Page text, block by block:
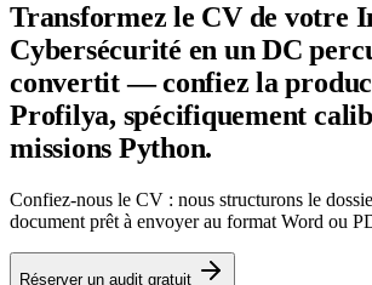
Transformez le CV de votre
Cybersécurité en un DC
convertit — confiez la
Profilya, spécifiquement
missions Python.
Confiez-nous le CV : nous structurons le
document prêt à envoyer au format Word ou
Réserver un audit gratuit